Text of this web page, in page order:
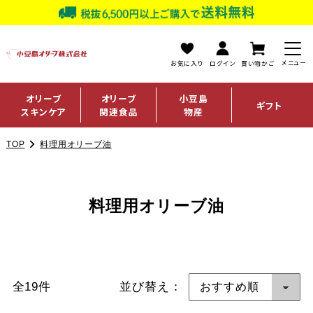
お気に入り ログイン 買い物かご
オリーブ
スキンケア
オリーブ
関連食品
小豆島
物産
ギフト
TOP 料理用オリーブ油
料理用オリーブ油
全19件 並び替え：